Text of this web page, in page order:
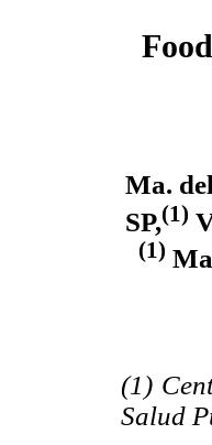
Ma.
SP,(1)
(1)
(1)
Salud